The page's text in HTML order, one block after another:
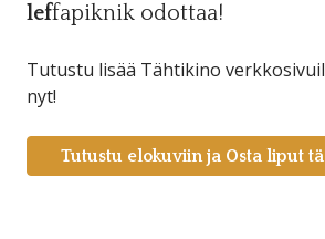
leffapiknik odottaa!
Tutustu lisää Tähtikino
nyt!
Tutustu elokuviin ja Osta liput